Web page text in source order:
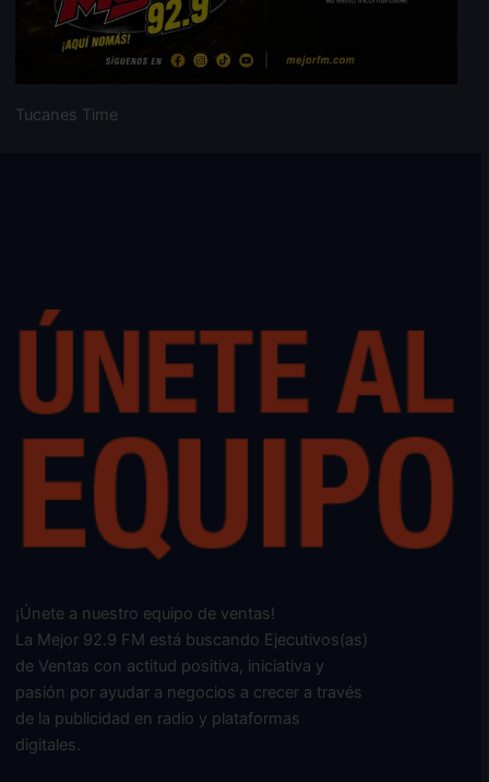
Tucanes Time
¡Únete a nuestro equipo de ventas!
La Mejor 92.9 FM está buscando Ejecutivos(as)
de Ventas con actitud positiva, iniciativa y
pasión por ayudar a negocios a crecer a través
de la publicidad en radio y plataformas
digitales.